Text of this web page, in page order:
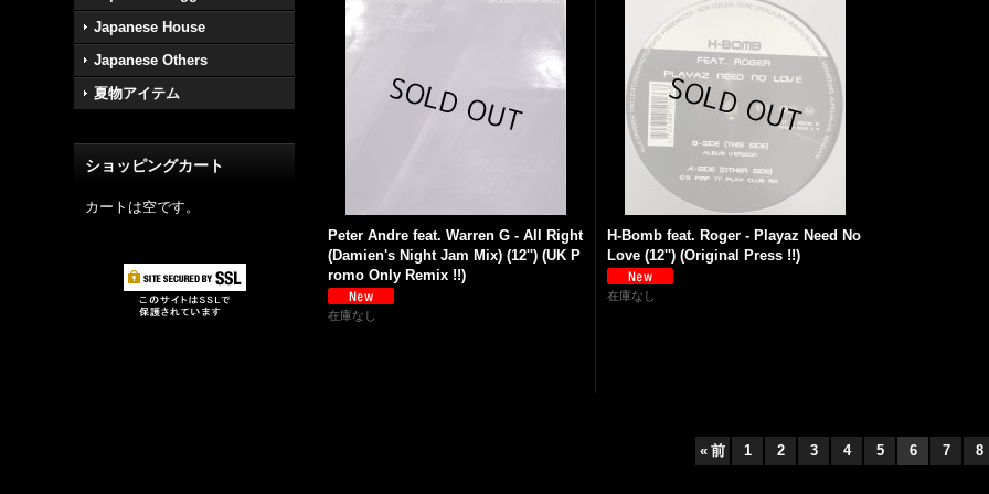
Japanese House
Japanese Others
夏物アイテム
ショッピングカート
カートは空です。
Peter Andre feat. Warren G - All Right
(Damien's Night Jam Mix) (12'') (UK P
romo Only Remix !!)
在庫なし
H-Bomb feat. Roger - Playaz Need No
Love (12'') (Original Press !!)
在庫なし
« 前 1 2 3 4 5 6 7 8